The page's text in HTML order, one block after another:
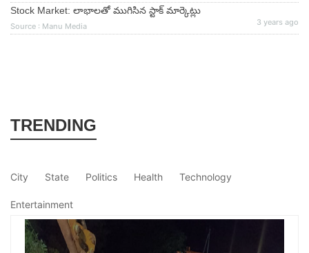
Stock Market: లాభాలతో ముగిసిన స్టాక్ మార్కెట్లు
Source : Manu Media 3 years ago
TRENDING
City State Politics Health Technology
Entertainment